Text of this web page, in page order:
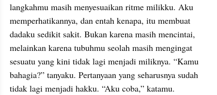
langkahmu masih menyesuaikan ritme milikku. Aku
memperhatikannya, dan entah kenapa, itu membuat
dadaku sedikit sakit. Bukan karena masih mencintai,
melainkan karena tubuhmu seolah masih mengingat
sesuatu yang kini tidak lagi menjadi miliknya. “Kamu
bahagia?” tanyaku. Pertanyaan yang seharusnya sudah
tidak lagi menjadi hakku. “Aku coba,” katamu.